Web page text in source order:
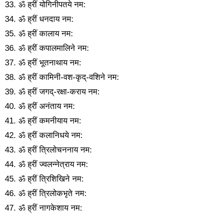
33. ॐ ह्रीं योगिनीपतये नम:
34. ॐ ह्रीं धनदाय नम:
35. ॐ ह्रीं कालाय नम:
36. ॐ ह्रीं कपालमालिने नम:
37. ॐ ह्रीं भूतनाथाय नम:
38. ॐ ह्रीं कामिनी-वश-कृद्-वशिने नम:
39. ॐ ह्रीं जगद्-रक्षा-कराय नम:
40. ॐ ह्रीं अनंताय नम:
41. ॐ ह्रीं कमनीयाय नम:
42. ॐ ह्रीं कलानिधये नम:
43. ॐ ह्रीं त्रिलोचननाय नम:
44. ॐ ह्रीं ज्वलन्नेत्राय नम:
45. ॐ ह्रीं त्रिशिखिने नम:
46. ॐ ह्रीं त्रिलोकभृते नम:
47. ॐ ह्रीं नागकेशाय नम: